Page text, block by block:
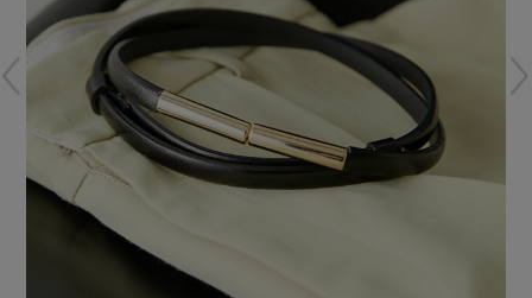
【予約】新作ウェアをチェック
【Tシャツ】デイリーに活躍
【日傘】完全遮光・軽量傘
【サンダル】ビーサンの季節！
アイテム一覧
CATEGORY
ご利用ガイド
カスタマーサポート
エル・ショップについて